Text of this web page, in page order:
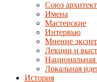
Союз
Имена
Мастерские
Интервью
Мнение
Лекции и
Национальная
Локальная
История